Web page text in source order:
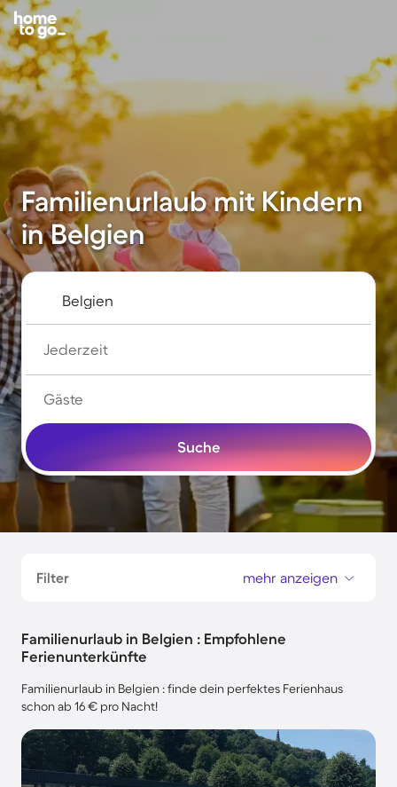
Familienurlaub mit Kindern
in Belgien
Jederzeit
Gäste
Suche
Filter mehr anzeigen
Familienurlaub in Belgien : Empfohlene
Ferienunterkünfte
Familienurlaub in Belgien : finde dein perfektes Ferienhaus
schon ab 16 € pro Nacht!